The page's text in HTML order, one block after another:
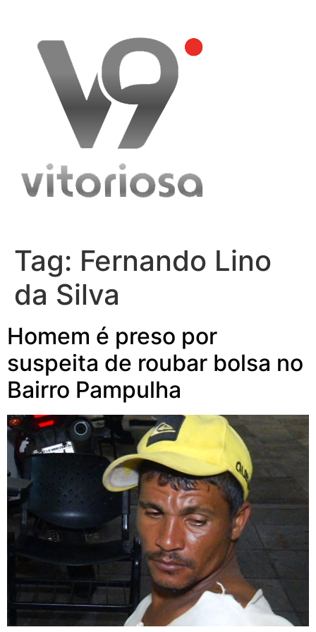
content
Tag: Fernando Lino
da Silva
Homem é preso por
suspeita de roubar bolsa no
Bairro Pampulha